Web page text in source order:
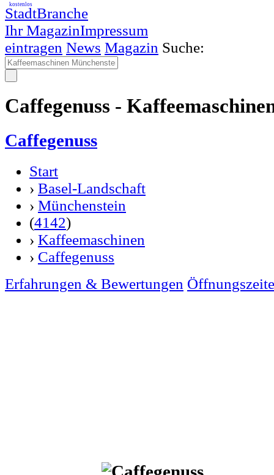
StadtBranche
Ihr MagazinImpressum
kostenlos
eintragen News Magazin Suche:
Caffegenuss -
Caffegenuss
Start
› Basel-Landschaft
› Münchenstein
(4142)
› Kaffeemaschinen
› Caffegenuss
Erfahrungen & Bewertungen